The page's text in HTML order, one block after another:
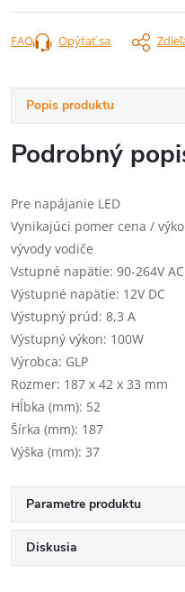
Opýtať sa
FAQ
Popis produktu
Podrobný
Pre napájanie LED
Vynikajúci pomer cena /
vývody vodiče
Vstupné napätie: 90-264V AC
Výstupné napätie: 12V DC
Výstupný prúd: 8,3 A
Výstupný výkon: 100W
Výrobca: GLP
Rozmer: 187 x 42 x 33 mm
Hĺbka (mm): 52
Šírka (mm): 187
Výška (mm): 37
Parametre produktu
Diskusia